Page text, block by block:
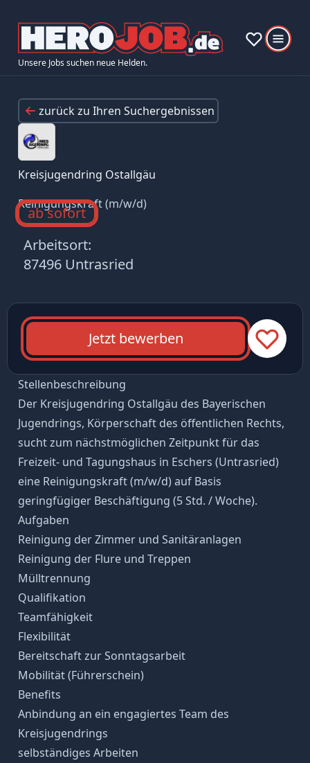
Unsere Jobs suchen neue Helden.
zurück zu Ihren Suchergebnissen
Kreisjugendring Ostallgäu
Reinigungskraft (m/w/d)
ab sofort
Arbeitsort:
87496 Untrasried
Jetzt bewerben
Stellenbeschreibung
Der Kreisjugendring Ostallgäu des Bayerischen
Jugendrings, Körperschaft des öffentlichen Rechts,
sucht zum nächstmöglichen Zeitpunkt für das
Freizeit- und Tagungshaus in Eschers (Untrasried)
eine Reinigungskraft (m/w/d) auf Basis
geringfügiger Beschäftigung (5 Std. / Woche).
Aufgaben
Reinigung der Zimmer und Sanitäranlagen
Reinigung der Flure und Treppen
Mülltrennung
Qualifikation
Teamfähigkeit
Flexibilität
Bereitschaft zur Sonntagsarbeit
Mobilität (Führerschein)
Benefits
Anbindung an ein engagiertes Team des
Kreisjugendrings
selbständiges Arbeiten